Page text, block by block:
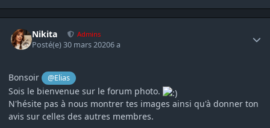
Nikita Admins
Posté(e)30 mars 20206 a
Bonsoir @Elias
Sois le bienvenue sur le forum photo.
N'hésite pas à nous montrer tes images ainsi qu'à donner ton
avis sur celles des autres membres.